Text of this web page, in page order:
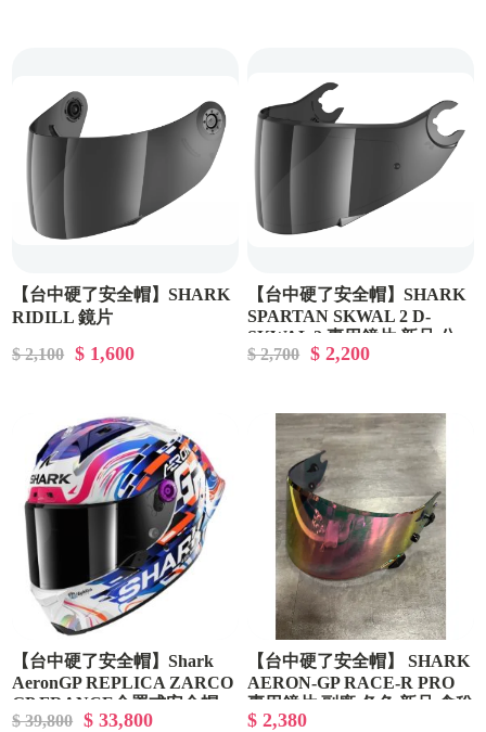
【台中硬了安全帽】SHARK
RIDILL 鏡片
$ 2,100
$ 1,600
【台中硬了安全帽】SHARK
SPARTAN SKWAL 2 D-
SKWAL 2 專用鏡片 新品 公
司貨 含稅
$ 2,700 $ 2,200
【台中硬了安全帽】Shark
AeronGP REPLICA ZARCO
GP FRANCE全罩式安全帽
$ 39,800
$ 33,800
【台中硬了安全帽】 SHARK
AERON-GP RACE-R PRO
專用鏡片 副廠 各色 新品 含稅
$ 2,380